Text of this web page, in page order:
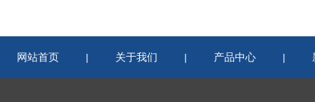
网站首页 | 关于我们 | 产品中心 |